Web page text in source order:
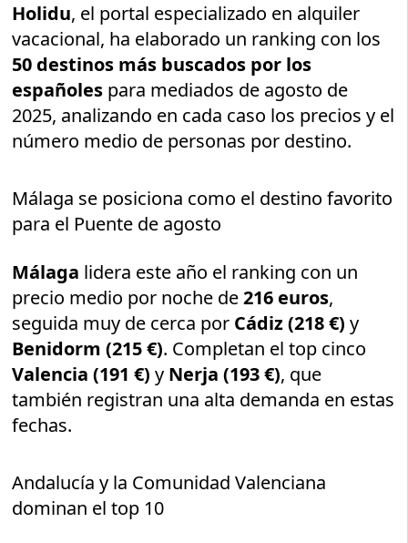
Holidu, el portal especializado en alquiler
vacacional, ha elaborado un ranking con los
50 destinos más buscados por los
españoles para mediados de agosto de
2025, analizando en cada caso los precios y el
número medio de personas por destino.
Málaga se posiciona como el destino favorito
para el Puente de agosto
Málaga lidera este año el ranking con un
precio medio por noche de216 euros,
seguida muy de cerca por Cádiz (218 €) y
Benidorm (215 €). Completan el top cinco
Valencia (191 €) y Nerja (193 €), que
también registran una alta demanda en estas
fechas.
Andalucía y la Comunidad Valenciana
dominan el top 10